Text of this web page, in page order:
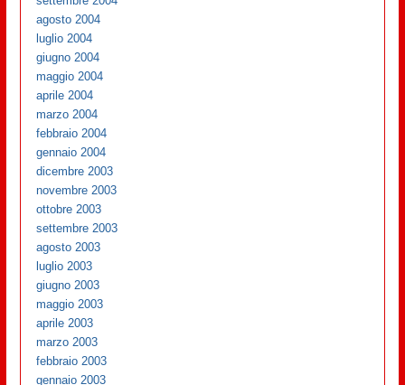
agosto 2004
luglio 2004
giugno 2004
maggio 2004
aprile 2004
marzo 2004
febbraio 2004
gennaio 2004
dicembre 2003
novembre 2003
ottobre 2003
settembre 2003
agosto 2003
luglio 2003
giugno 2003
maggio 2003
aprile 2003
marzo 2003
febbraio 2003
gennaio 2003